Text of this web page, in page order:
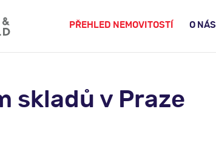
PŘEHLED NEMOVITOSTÍ O NÁS
skladů v Praze